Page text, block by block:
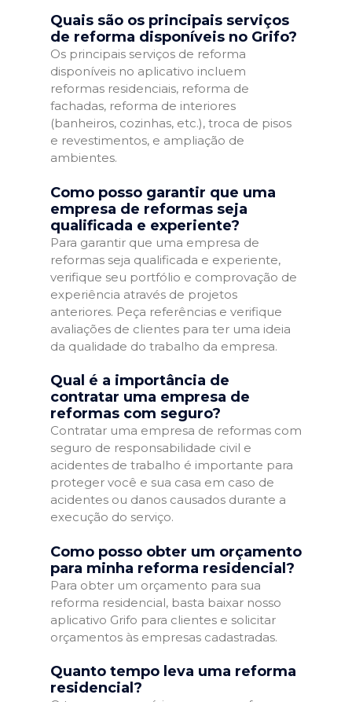
Quais são os principais serviços
de reforma disponíveis no Grifo?
Os principais serviços de reforma
disponíveis no aplicativo incluem
reformas residenciais, reforma de
fachadas, reforma de interiores
(banheiros, cozinhas, etc.), troca de pisos
e revestimentos, e ampliação de
ambientes.
Como posso garantir que uma
empresa de reformas seja
qualificada e experiente?
Para garantir que uma empresa de
reformas seja qualificada e experiente,
verifique seu portfólio e comprovação de
experiência através de projetos
anteriores. Peça referências e verifique
avaliações de clientes para ter uma ideia
da qualidade do trabalho da empresa.
Qual é a importância de
contratar uma empresa de
reformas com seguro?
Contratar uma empresa de reformas com
seguro de responsabilidade civil e
acidentes de trabalho é importante para
proteger você e sua casa em caso de
acidentes ou danos causados durante a
execução do serviço.
Como posso obter um orçamento
para minha reforma residencial?
Para obter um orçamento para sua
reforma residencial, basta baixar nosso
aplicativo Grifo para clientes e solicitar
orçamentos às empresas cadastradas.
Quanto tempo leva uma reforma
residencial?